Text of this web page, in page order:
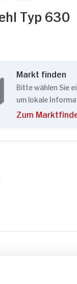
Typ 630
Markt finden
Bitte wählen Sie
um lokale
Zum